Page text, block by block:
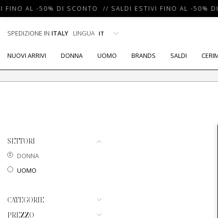
FINO AL -50% DI SCONTO // SALDI ESTIVI FINO AL -50%
SPEDIZIONE IN ITALY LINGUA
NUOVI ARRIVI DONNA UOMO BRANDS SALDI
SETTORI
DONNA
UOMO
CATEGORIE
PREZZO